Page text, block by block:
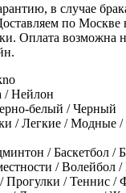
в случае
по Москве
Оплата возможна
/ Нейлон
белый / Черный
/ Легкие / Модные /
/ Баскетбол /
/ Волейбол
Прогулки / Теннис /